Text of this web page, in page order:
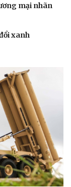
mại nhãn
xanh